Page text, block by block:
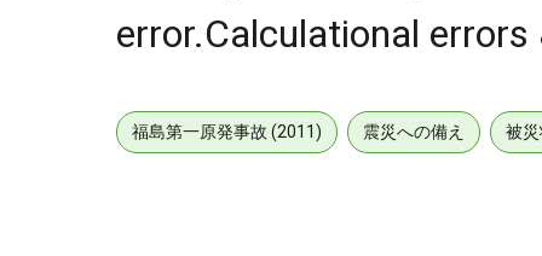
error.Calculational
福島第一原発事故 (2011) 震災への備え 被災